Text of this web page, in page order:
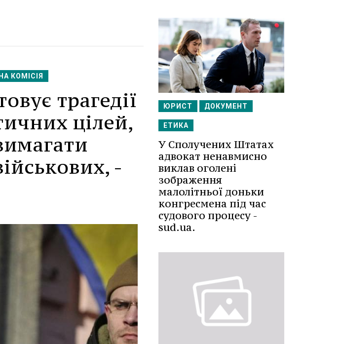
КОМІСІЯ
трагедії
цілей,
-
ЮРИСТ ДОКУМЕНТ
ЕТИКА
У Сполучених Штатах
адвокат ненавмисно
виклав оголені
зображення
малолітньої доньки
конгресмена під час
судового процесу -
sud.ua.